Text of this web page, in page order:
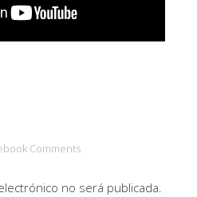
Comments
no será publicada.